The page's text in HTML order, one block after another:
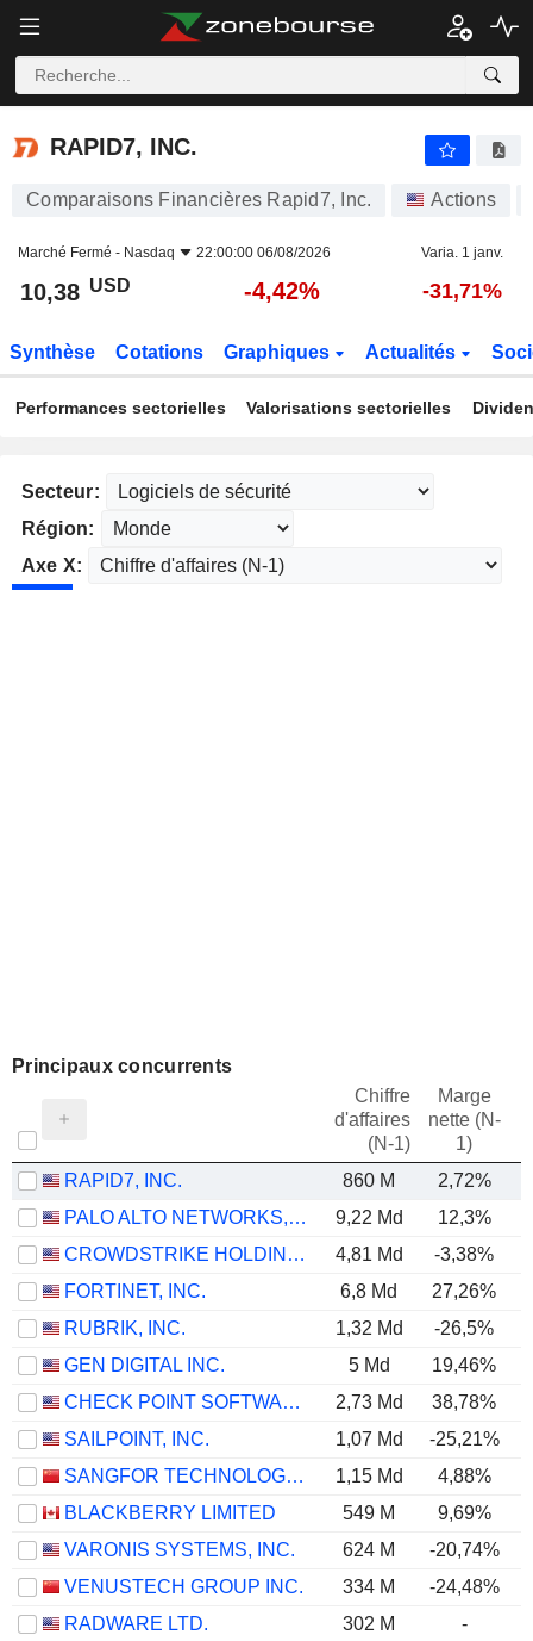
RAPID7, INC.
RAPID7, INC.
Comparaisons Financières Rapid7, Inc. Actions
Marché Fermé - Nasdaq 22:00:00 06/08/2026 Varia. 1 janv.
10,38 USD -4,42% -31,71%
Synthèse Cotations Graphiques Actualités
Performances sectorielles Valorisations sectorielles
Secteur:
Région:
Axe X:
Principaux concurrents
Chiffre
d'affaires
(N-1)
Marge
nette (N-
1)
RAPID7, INC. 860 M 2,72%
PALO ALTO NETWORKS, INC.
9,22 Md 12,3%
CROWDSTRIKE HOLDINGS, INC.
4,81 Md -3,38%
FORTINET, INC.
6,8 Md 27,26%
RUBRIK, INC.
1,32 Md -26,5%
GEN DIGITAL INC.
5 Md 19,46%
CHECK POINT SOFTWARE TECHNOLOGIES LTD.
2,73 Md 38,78%
SAILPOINT, INC.
1,07 Md -25,21%
SANGFOR TECHNOLOGIES INC.
1,15 Md 4,88%
BLACKBERRY LIMITED
549 M 9,69%
VARONIS SYSTEMS, INC.
624 M -20,74%
VENUSTECH GROUP INC.
334 M -24,48%
RADWARE LTD.
302 M -